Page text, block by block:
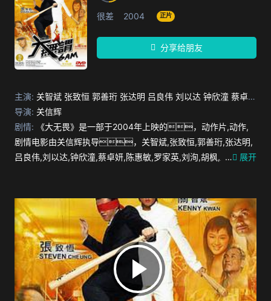
很差 2004 正片
分享给朋友
主演: 关智斌 张致恒 郭善珩 张达明 吕良伟 刘以达 钟欣潼 蔡卓妍
陈惠敏 罗家英
导演: 关信辉
剧情: 《大无畏》是一部于2004年上映的，动作片,动作,
剧情电影由关信辉执导，关智斌,张致恒,郭善珩,张达明,
吕良伟,刘以达,钟欣潼,蔡卓妍,陈惠敏,罗家英,刘洵,胡枫,邱月清,林
闲，四处招惹是非。某日，两人
惹到了太子爷须刨（张达明 饰）的头上，须刨带着人手前
往两人所在的学校找茬，眼看着一顿暴打在所难
免。就在这个节骨眼上，炒粉和细兜恰逢黑道
大哥笠哥（陈惠敏 饰）正在招收小弟，两人想都没想就主动
请缨。 如今，炒粉和细兜也是有老大罩着的人
了，在笠哥主持的“家庭大会”上，两人竟然抽中了“死
… 展开